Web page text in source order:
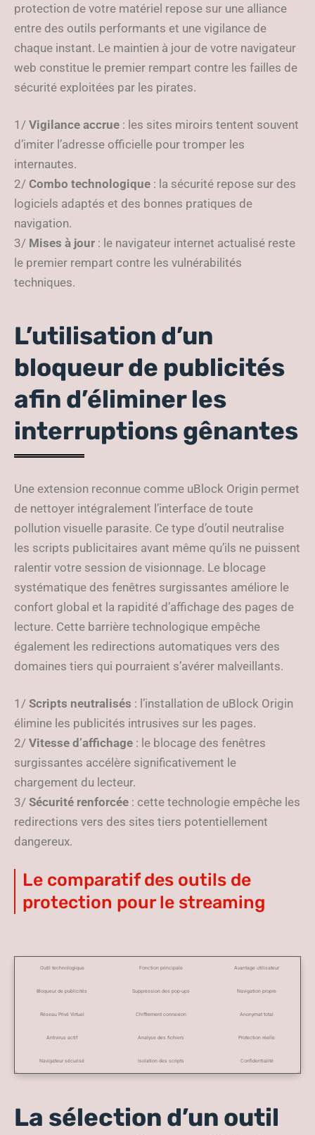
protection de votre matériel repose sur une alliance
entre des outils performants et une vigilance de
chaque instant. Le maintien à jour de votre navigateur
web constitue le premier rempart contre les failles de
sécurité exploitées par les pirates.
1/ Vigilance accrue : les sites miroirs tentent souvent
d’imiter l’adresse officielle pour tromper les
internautes.
2/ Combo technologique : la sécurité repose sur des
logiciels adaptés et des bonnes pratiques de
navigation.
3/ Mises à jour : le navigateur internet actualisé reste
le premier rempart contre les vulnérabilités
techniques.
L’utilisation d’un
bloqueur de publicités
afin d’éliminer les
interruptions gênantes
Une extension reconnue comme uBlock Origin permet
de nettoyer intégralement l’interface de toute
pollution visuelle parasite. Ce type d’outil neutralise
les scripts publicitaires avant même qu’ils ne puissent
ralentir votre session de visionnage. Le blocage
systématique des fenêtres surgissantes améliore le
confort global et la rapidité d’affichage des pages de
lecture. Cette barrière technologique empêche
également les redirections automatiques vers des
domaines tiers qui pourraient s’avérer malveillants.
1/ Scripts neutralisés : l’installation de uBlock Origin
élimine les publicités intrusives sur les pages.
2/ Vitesse d’affichage : le blocage des fenêtres
surgissantes accélère significativement le
chargement du lecteur.
3/ Sécurité renforcée : cette technologie empêche les
redirections vers des sites tiers potentiellement
dangereux.
Le comparatif des outils de
protection pour le streaming
Outil technologique Fonction principale Avantage utilisateur
Bloqueur de publicités Suppression des pop-ups Navigation propre
Réseau Privé Virtuel Chiffrement connexion Anonymat total
Antivirus actif Analyse des fichiers Protection réelle
Navigateur sécurisé Isolation des scripts Confidentialité
La sélection d’un outil